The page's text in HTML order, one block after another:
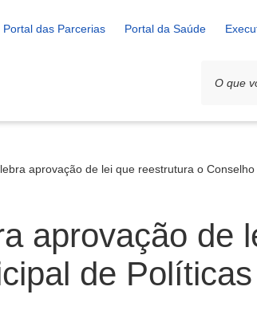
Portal das Parcerias Portal da Saúde
aprovação de lei que reestrutura o
aprovação de
de